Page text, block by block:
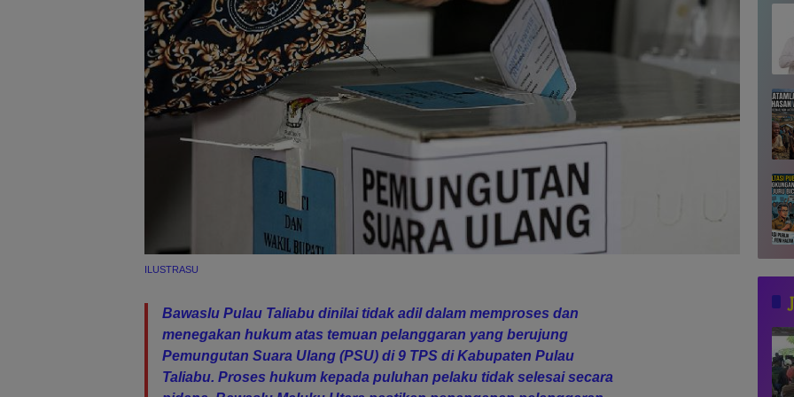
ILUSTRASU
Bawaslu Pulau Taliabu dinilai tidak adil dalam memproses dan
menegakan hukum atas temuan pelanggaran yang berujung
Pemungutan Suara Ulang (PSU) di 9 TPS di Kabupaten Pulau
Taliabu. Proses hukum kepada puluhan pelaku tidak selesai secara